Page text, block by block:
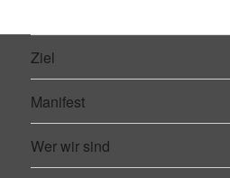
Ziel
Manifest
Wer wir sind